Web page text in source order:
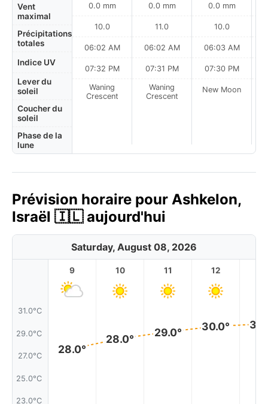
Vent
maximal
Précipitations
totales
Indice UV
Lever du
soleil
Coucher du
soleil
Phase de la
lune
0.0 mm
10.0
06:02 AM
07:32 PM
Waning
Crescent
0.0 mm
11.0
06:02 AM
07:31 PM
Waning
Crescent
0.0 mm
10.0
06:03 AM
07:30 PM
New Moon
Prévision horaire pour Ashkelon,
Israël 🇮🇱 aujourd'hui
Saturday, August 08, 2026
31.0°C
29.0°C
27.0°C
25.0°C
23.0°C
9
28.0°
10
28.0°
11
29.0°
12
30.0°